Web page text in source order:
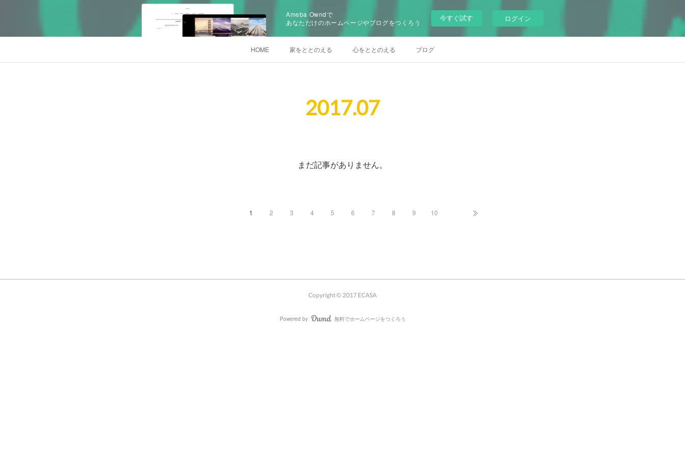
Ameba Owndで
あなただけのホームページやブログをつくろう
今すぐ試す ログイン
HOME 家をととのえる 心をととのえる ブログ
2017.07
まだ記事がありません。
1 2 3 4 5 6 7 8 9 10
Copyright © 2017 ECASA
Powered by AmebaOwnd
無料でホームページをつくろう